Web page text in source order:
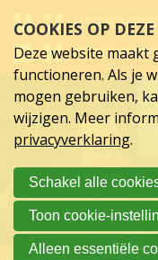
links
over
Spring
hoofd
inhoud
Spring
naar
hoofdnavigatie
COOKIES OP
Deze website maakt
functioneren. Als je
mogen gebruiken,
wijzigen. Meer
privacyverklaring.
Schakel alle
Toon cookie-
Alleen essentiële